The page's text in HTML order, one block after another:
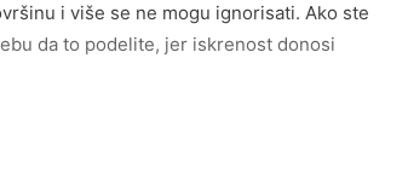
i više se ne mogu ignorisati. Ako ste
da to podelite, jer iskrenost donosi